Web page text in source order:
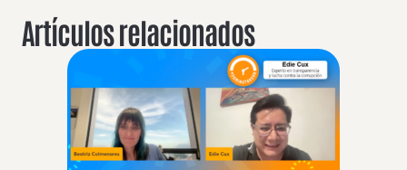
Artículos relacionados